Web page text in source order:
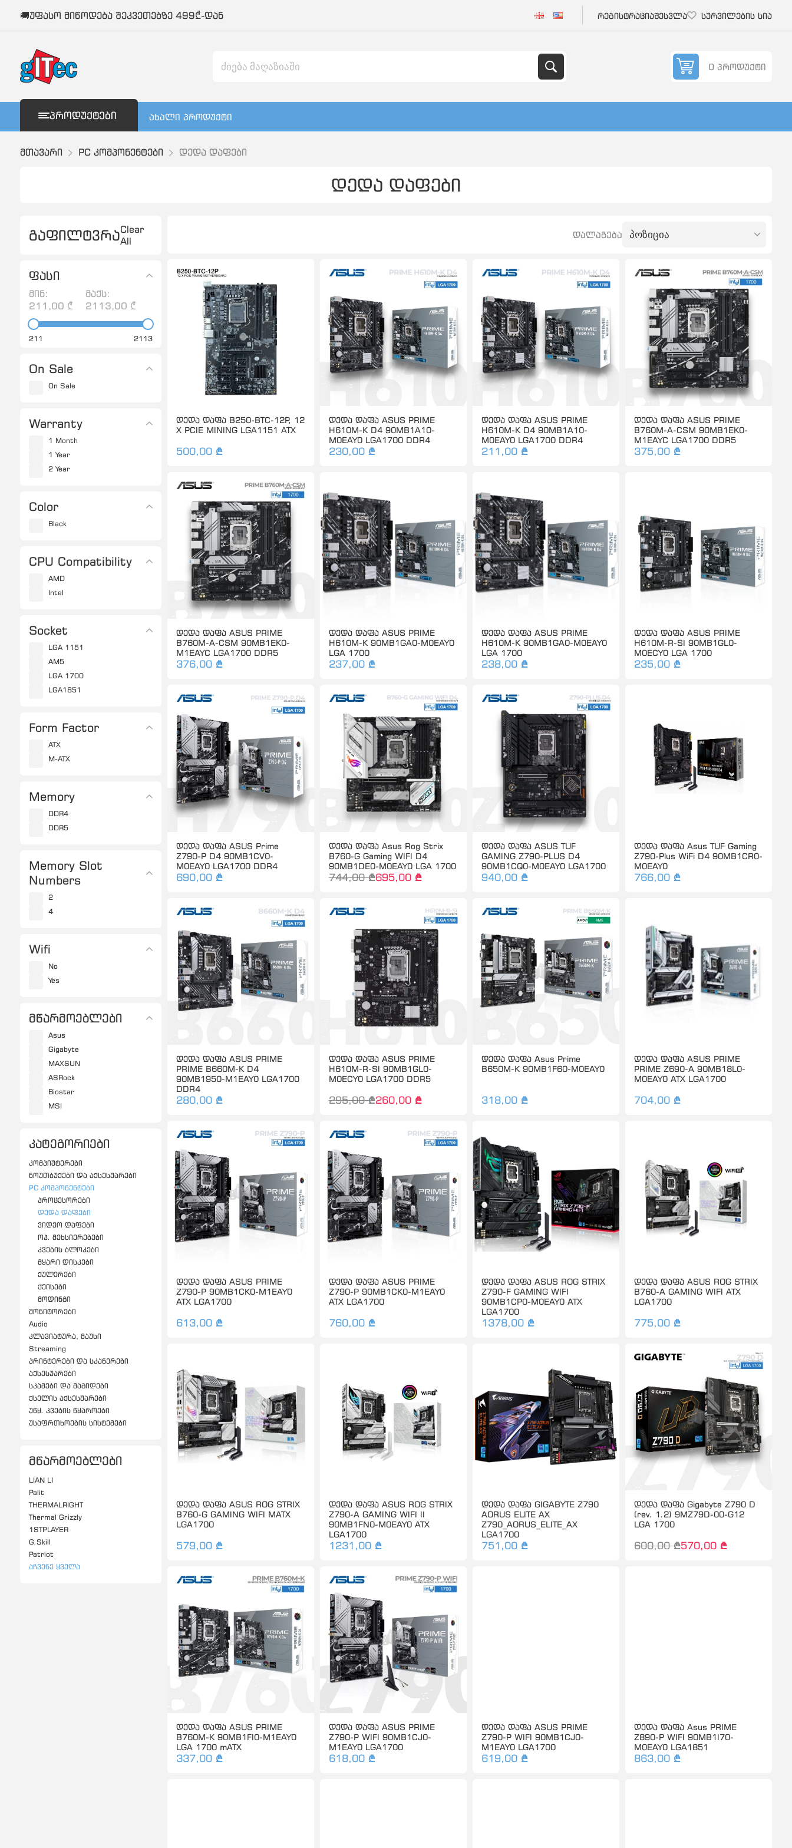
🚚უფასო მიწოდება შეკვეთებზე 499₾-დან რეგისტრაციაშესვლა სურვილების სია
0 პროდუქტი
ᲞᲠᲝᲓᲣᲥᲢᲔᲑᲘ ახალი პროდუქტი
მთავარი PC კომპონენტები დედა დაფები
გაფილტვრაClear
All
ფასი
მინ:
211,00 ₾
მაქს:
2113,00 ₾
211 2113
On Sale
On Sale
Warranty
1 Month
1 Year
2 Year
Color
Black
CPU Compatibility
AMD
Intel
Socket
LGA 1151
AM5
LGA 1700
LGA1851
Form Factor
ATX
M-ATX
Memory
DDR4
DDR5
Memory Slot
Numbers
2
4
Wifi
No
Yes
მწარმოებლები
Asus
Gigabyte
MAXSUN
ASRock
Biostar
MSI
კატეგორიები
კომპიუტერები
ნოუთბუქები და აქსესუარები
PC კომპონენტები
პროცესორები
დედა დაფები
ვიდეო დაფები
ოპ. მეხსიერებები
კვების ბლოკები
მყარი დისკები
ქულერები
ქეისები
მოდინგი
მონიტორები
Audio
კლავიატურა, მაუსი
Streaming
პრინტერები და სკანერები
აქსესუარები
სკამები და მაგიდები
ქსელის აქსესუარები
უწყ. კვების წყაროები
უსაფრთხოების სისტემები
მწარმოებლები
LIAN LI
Palit
THERMALRIGHT
Thermal Grizzly
1STPLAYER
G.Skill
Patriot
Აჩვენე Ყველა
დედა დაფები
დალაგება
დედა დაფა B250-BTC-12P, 12
X PCIE MINING LGA1151 ATX
500,00 ₾
დედა დაფა ASUS PRIME
H610M-K D4 90MB1A10-
M0EAY0 LGA1700 DDR4
230,00 ₾
დედა დაფა ASUS PRIME
H610M-K D4 90MB1A10-
M0EAY0 LGA1700 DDR4
211,00 ₾
დედა დაფა ASUS PRIME
B760M-A-CSM 90MB1EK0-
M1EAYC LGA1700 DDR5
375,00 ₾
დედა დაფა ASUS PRIME
B760M-A-CSM 90MB1EK0-
M1EAYC LGA1700 DDR5
376,00 ₾
დედა დაფა ASUS PRIME
H610M-K 90MB1GA0-M0EAY0
LGA 1700
237,00 ₾
დედა დაფა ASUS PRIME
H610M-K 90MB1GA0-M0EAY0
LGA 1700
238,00 ₾
დედა დაფა ASUS PRIME
H610M-R-SI 90MB1GL0-
M0ECY0 LGA 1700
235,00 ₾
დედა დაფა ASUS Prime
Z790-P D4 90MB1CV0-
M0EAY0 LGA1700 DDR4
690,00 ₾
დედა დაფა Asus Rog Strix
B760-G Gaming WIFI D4
90MB1DE0-M0EAY0 LGA 1700
744,00 ₾695,00 ₾
დედა დაფა ASUS TUF
GAMING Z790-PLUS D4
90MB1CQ0-M0EAY0 LGA1700
940,00 ₾
დედა დაფა Asus TUF Gaming
Z790-Plus WiFi D4 90MB1CR0-
M0EAY0
766,00 ₾
დედა დაფა ASUS PRIME
PRIME B660M-K D4
90MB1950-M1EAY0 LGA1700
DDR4
280,00 ₾
დედა დაფა ASUS PRIME
H610M-R-SI 90MB1GL0-
M0ECY0 LGA1700 DDR5
295,00 ₾260,00 ₾
დედა დაფა Asus Prime
B650M-K 90MB1F60-M0EAY0
318,00 ₾
დედა დაფა ASUS PRIME
PRIME Z690-A 90MB18L0-
M0EAY0 ATX LGA1700
704,00 ₾
დედა დაფა ASUS PRIME
Z790-P 90MB1CK0-M1EAY0
ATX LGA1700
613,00 ₾
დედა დაფა ASUS PRIME
Z790-P 90MB1CK0-M1EAY0
ATX LGA1700
760,00 ₾
დედა დაფა ASUS ROG STRIX
Z790-F GAMING WIFI
90MB1CP0-M0EAY0 ATX
LGA1700
1378,00 ₾
დედა დაფა ASUS ROG STRIX
B760-A GAMING WIFI ATX
LGA1700
775,00 ₾
დედა დაფა ASUS ROG STRIX
B760-G GAMING WIFI MATX
LGA1700
579,00 ₾
დედა დაფა ASUS ROG STRIX
Z790-A GAMING WIFI II
90MB1FN0-M0EAY0 ATX
LGA1700
1231,00 ₾
დედა დაფა GIGABYTE Z790
AORUS ELITE AX
Z790_AORUS_ELITE_AX
LGA1700
751,00 ₾
დედა დაფა Gigabyte Z790 D
(rev. 1.2) 9MZ79D-00-G12
LGA 1700
600,00 ₾570,00 ₾
დედა დაფა ASUS PRIME
B760M-K 90MB1FI0-M1EAY0
LGA 1700 mATX
337,00 ₾
დედა დაფა ASUS PRIME
Z790-P WIFI 90MB1CJ0-
M1EAY0 LGA1700
618,00 ₾
დედა დაფა ASUS PRIME
Z790-P WIFI 90MB1CJ0-
M1EAY0 LGA1700
619,00 ₾
დედა დაფა Asus PRIME
Z890-P WIFI 90MB1I70-
M0EAY0 LGA1851
863,00 ₾